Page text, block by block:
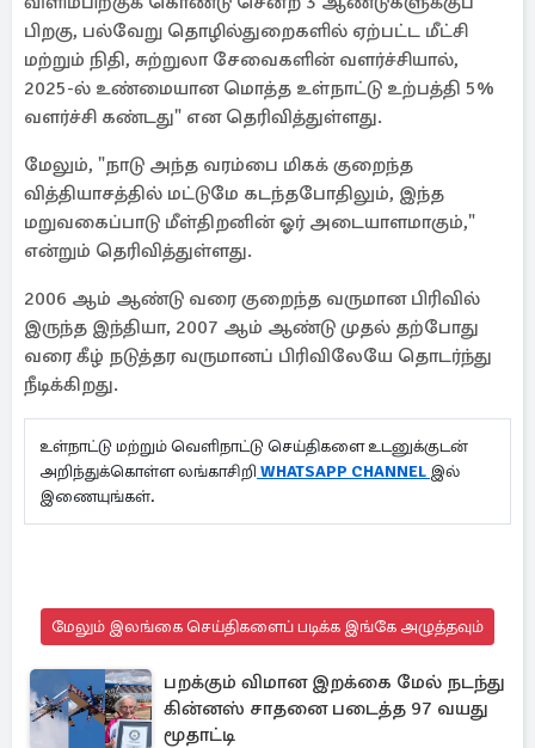
பிறகு, பல்வேறு தொழில்துறைகளில் ஏற்பட்ட மீட்சி
மற்றும் நிதி, சுற்றுலா சேவைகளின் வளர்ச்சியால்,
2025-ல் உண்மையான மொத்த உள்நாட்டு உற்பத்தி 5%
வளர்ச்சி கண்டது" என தெரிவித்துள்ளது.
மேலும், "நாடு அந்த வரம்பை மிகக் குறைந்த
வித்தியாசத்தில் மட்டுமே கடந்தபோதிலும், இந்த
மறுவகைப்பாடு மீள்திறனின் ஓர் அடையாளமாகும்,"
என்றும் தெரிவித்துள்ளது.
2006 ஆம் ஆண்டு வரை குறைந்த வருமான பிரிவில்
இருந்த இந்தியா, 2007 ஆம் ஆண்டு முதல் தற்போது
வரை கீழ் நடுத்தர வருமானப் பிரிவிலேயே தொடர்ந்து
நீடிக்கிறது.
உள்நாட்டு மற்றும் வெளிநாட்டு செய்திகளை உடனுக்குடன்
அறிந்துக்கொள்ள லங்காசிறி WHATSAPP CHANNEL இல்
இணையுங்கள்.
மேலும் இலங்கை செய்திகளைப் படிக்க இங்கே அழுத்தவும்
பறக்கும் விமான இறக்கை மேல் நடந்து
கின்னஸ் சாதனை படைத்த 97 வயது
மூதாட்டி